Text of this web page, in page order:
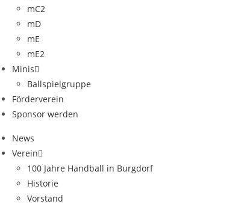
mC2
mD
mE
mE2
Minis
Ballspielgruppe
Förderverein
Sponsor werden
News
Verein
100 Jahre Handball in Burgdorf
Historie
Vorstand